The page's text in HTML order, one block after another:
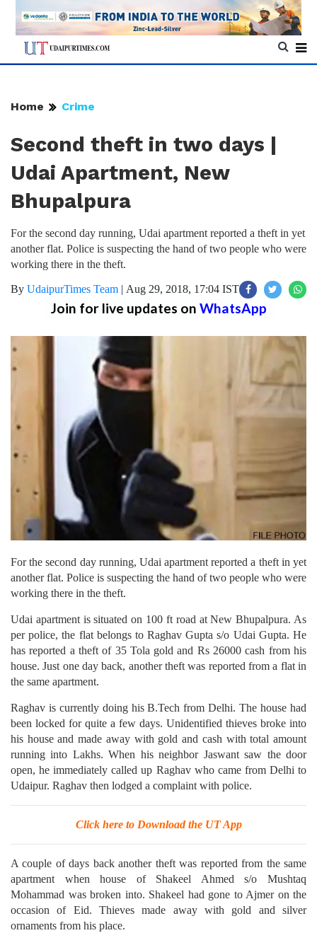
Home Crime
Second theft in two days |
Udai Apartment, New
Bhupalpura
For the second day running, Udai apartment reported a theft in yet
another flat. Police is suspecting the hand of two people who were
working there in the theft.
By UdaipurTimes Team | Aug 29, 2018, 17:04 IST
Join for live updates on WhatsApp
For the second day running, Udai apartment reported a theft in yet
another flat. Police is suspecting the hand of two people who were
working there in the theft.
Udai apartment is situated on 100 ft road at New Bhupalpura. As
per police, the flat belongs to Raghav Gupta s/o Udai Gupta. He
has reported a theft of 35 Tola gold and Rs 26000 cash from his
house. Just one day back, another theft was reported from a flat in
the same apartment.
Raghav is currently doing his B.Tech from Delhi. The house had
been locked for quite a few days. Unidentified thieves broke into
his house and made away with gold and cash with total amount
running into Lakhs. When his neighbor Jaswant saw the door
open, he immediately called up Raghav who came from Delhi to
Udaipur. Raghav then lodged a complaint with police.
Click here to Download the UT App
A couple of days back another theft was reported from the same
apartment when house of Shakeel Ahmed s/o Mushtaq
Mohammad was broken into. Shakeel had gone to Ajmer on the
occasion of Eid. Thieves made away with gold and silver
ornaments from his place.